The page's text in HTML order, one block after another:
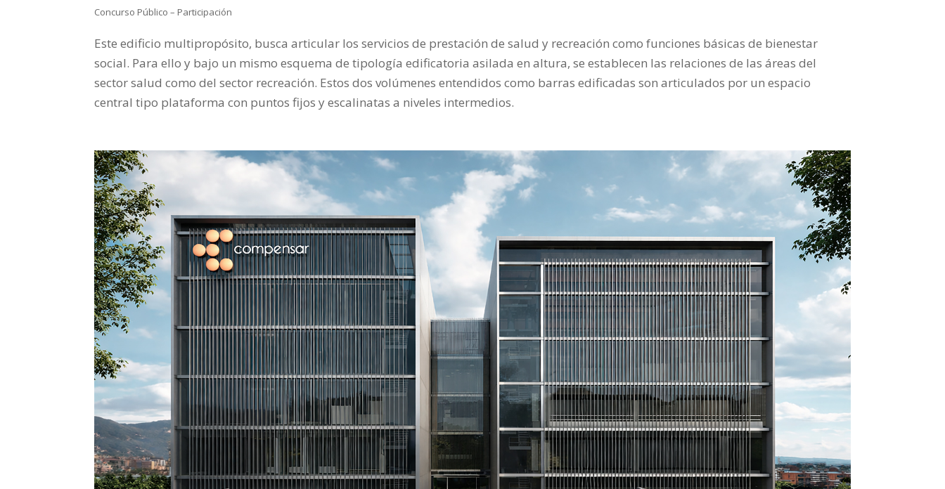
Concurso Público – Participación
Este edificio multipropósito, busca articular los servicios de prestación de salud y recreación como funciones básicas de bienestar
social. Para ello y bajo un mismo esquema de tipología edificatoria asilada en altura, se establecen las relaciones de las áreas del
sector salud como del sector recreación. Estos dos volúmenes entendidos como barras edificadas son articulados por un espacio
central tipo plataforma con puntos fijos y escalinatas a niveles intermedios.